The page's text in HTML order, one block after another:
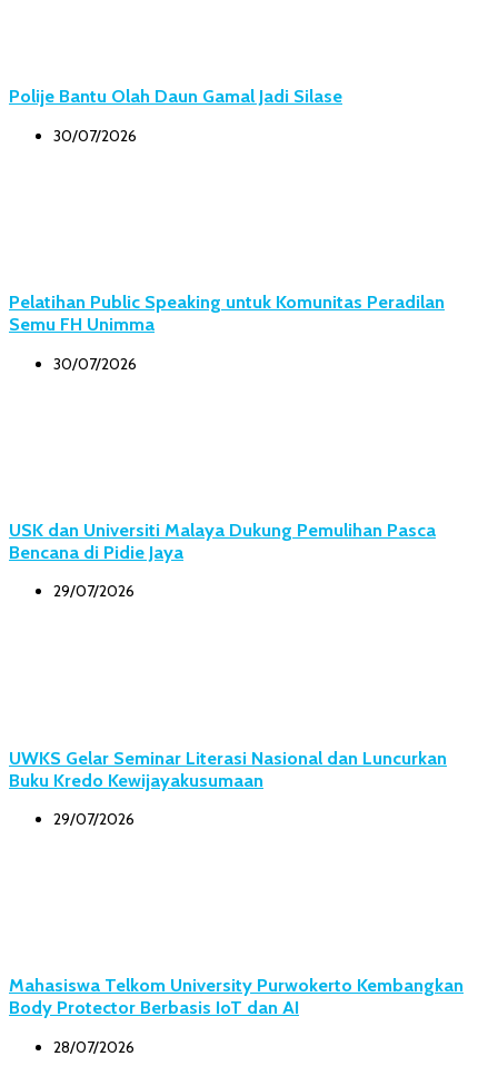
Polije Bantu Olah Daun Gamal Jadi Silase
30/07/2026
Pelatihan Public Speaking untuk Komunitas Peradilan
Semu FH Unimma
30/07/2026
USK dan Universiti Malaya Dukung Pemulihan Pasca
Bencana di Pidie Jaya
29/07/2026
UWKS Gelar Seminar Literasi Nasional dan Luncurkan
Buku Kredo Kewijayakusumaan
29/07/2026
Mahasiswa Telkom University Purwokerto Kembangkan
Body Protector Berbasis IoT dan AI
28/07/2026